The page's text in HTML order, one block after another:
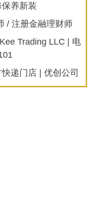
养新装
/ 注册金融理财师
Trading LLC | 电
递门店 | 优创公司